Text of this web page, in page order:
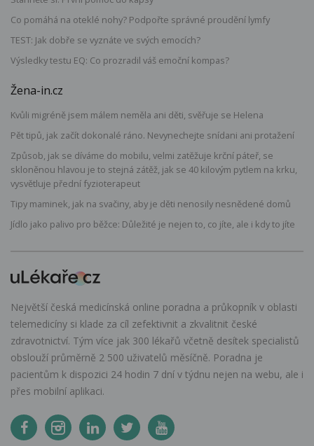
Co pomáhá na oteklé nohy? Podpořte správné proudění lymfy
TEST: Jak dobře se vyznáte ve svých emocích?
Výsledky testu EQ: Co prozradil váš emoční kompas?
Žena-in.cz
Kvůli migréně jsem málem neměla ani děti, svěřuje se Helena
Pět tipů, jak začít dokonalé ráno. Nevynechejte snídani ani protažení
Způsob, jak se díváme do mobilu, velmi zatěžuje krční páteř, se
skloněnou hlavou je to stejná zátěž, jak se 40 kilovým pytlem na krku,
vysvětluje přední fyzioterapeut
Tipy maminek, jak na svačiny, aby je děti nenosily nesnědené domů
Jídlo jako palivo pro běžce: Důležité je nejen to, co jíte, ale i kdy to jíte
Největší česká medicínská online poradna a průkopník v oblasti
telemedicíny si klade za cíl zefektivnit a zkvalitnit české
zdravotnictví. Tým více jak 300 lékařů včetně desítek specialistů
obslouží průměrně 2 500 uživatelů měsíčně. Poradna je
pacientům k dispozici 24 hodin 7 dní v týdnu nejen na webu, ale i
přes mobilní aplikaci.